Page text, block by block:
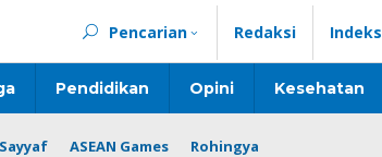
Pencarian Redaksi Indeks
Pendidikan Opini Kesehatan
ASEAN Games Rohingya